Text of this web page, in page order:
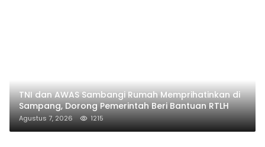
TNI dan AWAS Sambangi Rumah Memprihatinkan di
Sampang, Dorong Pemerintah Beri Bantuan RTLH
Agustus 7, 2026 1215